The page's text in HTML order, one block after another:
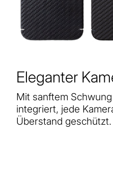
Eleganter
Mit sanftem
integriert, jede
Überstand geschützt.